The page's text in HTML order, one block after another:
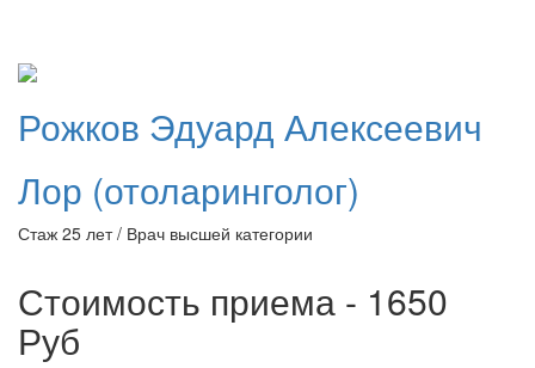
Рожков Эдуард Алексеевич
Лор (отоларинголог)
Стаж 25 лет / Врач высшей категории
Стоимость приема - 1650
Руб